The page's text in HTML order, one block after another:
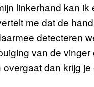
linkerhand kan
me dat de
detecteren
van de
dan krijg je